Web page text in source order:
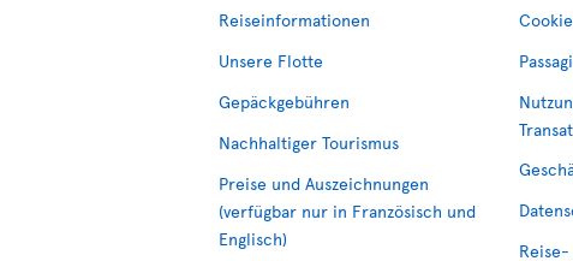
Reiseinformationen
Unsere Flotte
Gepäckgebühren
Nachhaltiger Tourismus
Preise und Auszeichnungen
(verfügbar nur in Französisch und
Englisch)